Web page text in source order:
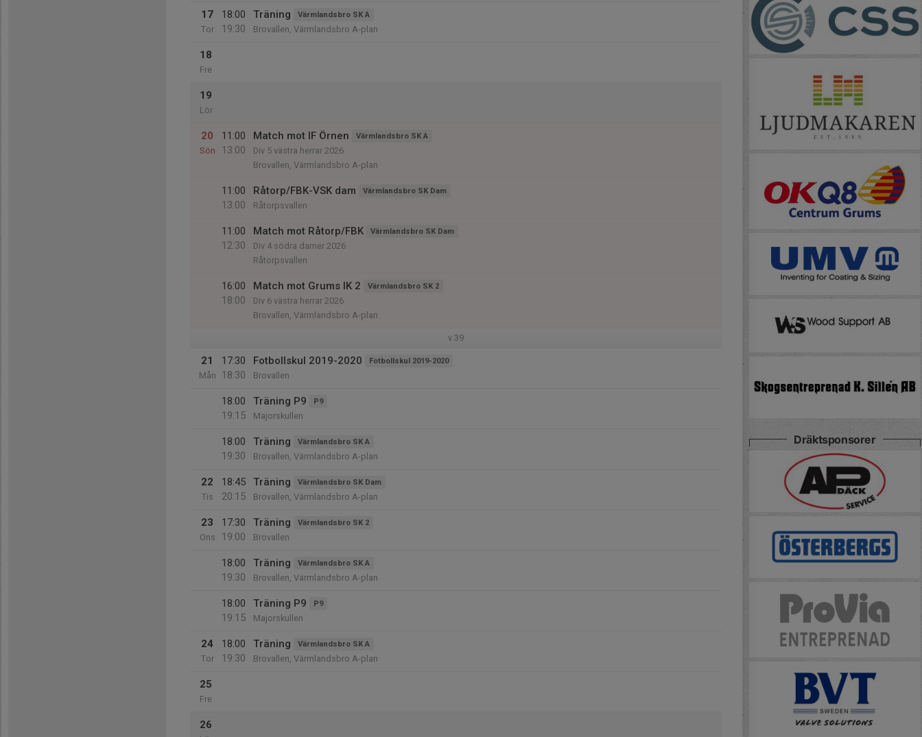
17
Tor
18:00
19:30
Träning Värmlandsbro SK A
Brovallen, Värmlandsbro A-plan
18
Fre
19
Lör
20
Sön
11:00
13:00
Match mot IF Örnen Värmlandsbro SK A
Div 5 västra herrar 2026
Brovallen, Värmlandsbro A-plan
11:00
13:00
Råtorp/FBK-VSK dam Värmlandsbro SK Dam
Råtorpsvallen
11:00
12:30
Match mot Råtorp/FBK Värmlandsbro SK Dam
Div 4 södra damer 2026
Råtorpsvallen
16:00
18:00
Match mot Grums IK 2 Värmlandsbro SK 2
Div 6 västra herrar 2026
Brovallen, Värmlandsbro A-plan
v.39
21
Mån
17:30
18:30
Fotbollskul 2019-2020 Fotbollskul 2019-2020
Brovallen
18:00
19:15
Träning P9 P9
Majorskullen
18:00
19:30
Träning Värmlandsbro SK A
Brovallen, Värmlandsbro A-plan
22
Tis
18:45
20:15
Träning Värmlandsbro SK Dam
Brovallen, Värmlandsbro A-plan
23
Ons
17:30
19:00
Träning Värmlandsbro SK 2
Brovallen
18:00
19:30
Träning Värmlandsbro SK A
Brovallen, Värmlandsbro A-plan
18:00
19:15
Träning P9 P9
Majorskullen
24
Tor
18:00
19:30
Träning Värmlandsbro SK A
Brovallen, Värmlandsbro A-plan
25
Fre
26
Dräktsponsorer